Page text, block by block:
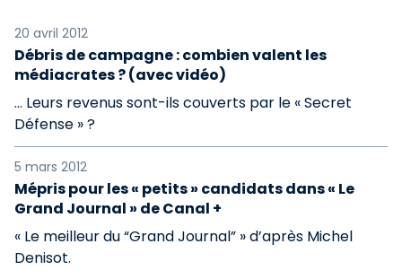
20 avril 2012
Débris de campagne : combien valent les
médiacrates ? (avec vidéo)
… Leurs revenus sont-ils couverts par le « Secret
Défense » ?
5 mars 2012
Mépris pour les « petits » candidats dans « Le
Grand Journal » de Canal +
« Le meilleur du “Grand Journal” » d’après Michel
Denisot.